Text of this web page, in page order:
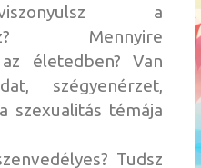
a
Mennyire
életedben? Van
szégyenérzet,
szexualitás témája
Tudsz